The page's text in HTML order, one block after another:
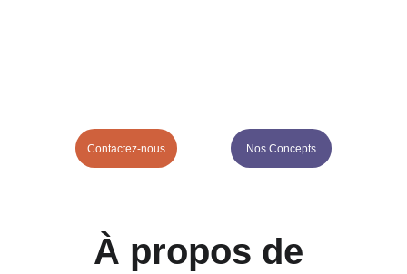
Contactez-nous Nos Concepts
À propos de